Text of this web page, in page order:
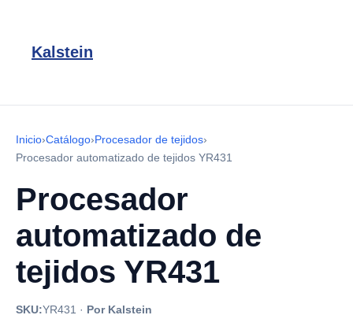
Kalstein
Inicio›Catálogo›Procesador de tejidos›
Procesador automatizado de tejidos YR431
Procesador
automatizado de
tejidos YR431
SKU:YR431 · Por Kalstein